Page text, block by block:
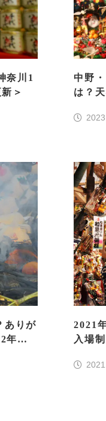
奈川1
＞
中野
は？
ありが
年は
2021
入場